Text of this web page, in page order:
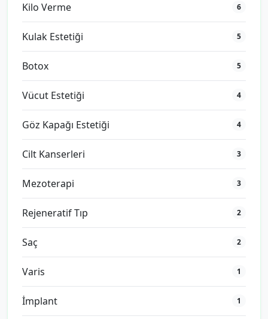
Kilo Verme 6
Kulak Estetiği 5
Botox 5
Vücut Estetiği 4
Göz Kapağı Estetiği 4
Cilt Kanserleri 3
Mezoterapi 3
Rejeneratif Tıp 2
Saç 2
Varis 1
İmplant 1